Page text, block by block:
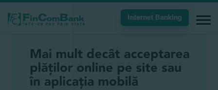
Internet Banking